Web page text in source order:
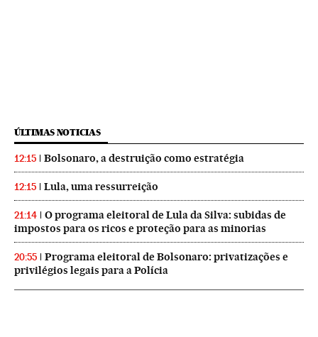
ÚLTIMAS NOTICIAS
12:15 Bolsonaro, a destruição como estratégia
12:15 Lula, uma ressurreição
21:14
O programa eleitoral de Lula da Silva: subidas de
impostos para os ricos e proteção para as minorias
20:55
Programa eleitoral de Bolsonaro: privatizações e
privilégios legais para a Polícia